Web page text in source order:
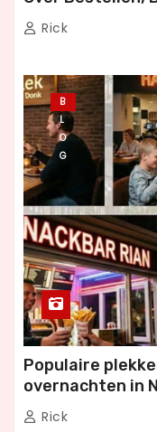
Rick
B
L
O
G
Populaire
overnachten in
Rick